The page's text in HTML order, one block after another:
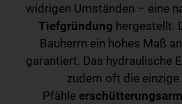
widrigen Umständen – eine
Tiefgründung hergestellt.
Bauherrn ein hohes Maß
garantiert. Das hydraulische
zudem oft die
Pfähle erschütterungsarm